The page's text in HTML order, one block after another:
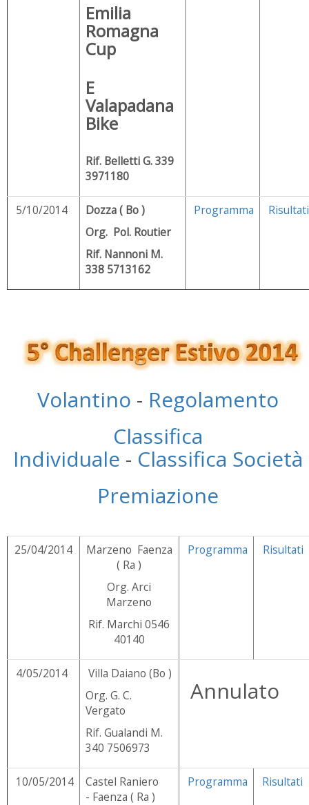
Emilia
Romagna
Cup
E
Valapadana
Bike
Rif. Belletti G. 339
3971180
5/10/2014
Dozza ( Bo )
Org. Pol. Routier
Rif. Nannoni M.
338 5713162
Programma Risultati
Volantino - Regolamento
Classifica
Individuale - Classifica Società
Premiazione
25/04/2014
Marzeno Faenza
( Ra )
Org. Arci
Marzeno
Rif. Marchi 0546
40140
Programma Risultati
4/05/2014
Villa Daiano (Bo )
Org. G. C.
Vergato
Rif. Gualandi M.
340 7506973
Annulato
10/05/2014
Castel Raniero
- Faenza ( Ra )
Programma Risultati